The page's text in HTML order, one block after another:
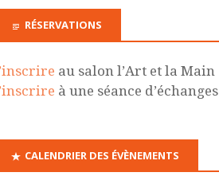
RÉSERVATIONS
au salon l’Art et la Main
à une séance d’échanges
CALENDRIER DES ÉVÈNEMENTS